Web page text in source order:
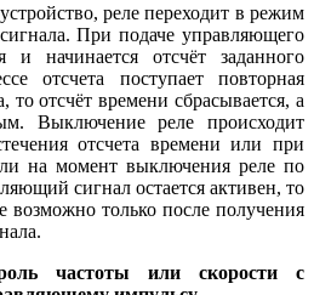
реле переходит в режим
При подаче управляющего
и начинается отсчёт заданного
отсчета поступает повторная
то отсчёт времени сбрасывается, а
Выключение реле происходит
отсчета времени или при
на момент выключения реле по
сигнал остается активен, то
возможно только после получения
частоты или скорости с